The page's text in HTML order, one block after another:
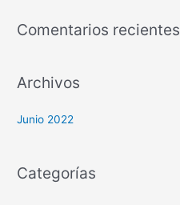
Comentarios recientes
Archivos
Junio 2022
Categorías